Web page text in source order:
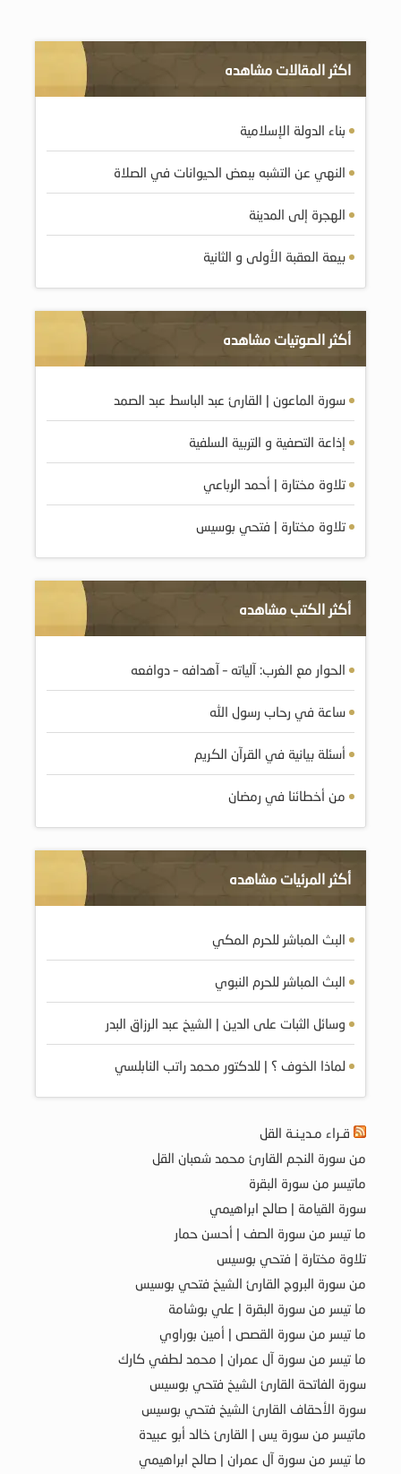
اكثر المقالات مشاهده
بناء الدولة الإسلامية
النهي عن التشبه ببعض الحيوانات في الصلاة
الهجرة إلى المدينة
بيعة العقبة الأولى و الثانية
أكثر الصوتيات مشاهده
سورة الماعون | القارئ عبد الباسط عبد الصمد
إذاعة التصفية و التربية السلفية
تلاوة مختارة | أحمد الرباعي
تلاوة مختارة | فتحي بوسيس
أكثر الكتب مشاهده
الحوار مع الغرب: آلياته – آهدافه – دوافعه
ساعة في رحاب رسول الله
أسئلة بيانية في القرآن الكريم
من أخطائنا في رمضان
أكثر المرئيات مشاهده
البث المباشر للحرم المكي
البث المباشر للحرم النبوي
وسائل الثبات على الدين | الشيخ عبد الرزاق البدر
لماذا الخوف ؟ | للدكتور محمد راتب النابلسي
قـراء مـديـنـة القل
من سورة النجم القارئ محمد شعبان القل
ماتيسر من سورة البقرة
سورة القيامة | صالح ابراهيمي
ما تيسر من سورة الصف | أحسن حمار
تلاوة مختارة | فتحي بوسيس
من سورة البروج القارئ الشيخ فتحي بوسيس
ما تيسر من سورة البقرة | علي بوشامة
ما تيسر من سورة القصص | أمين بوراوي
ما تيسر من سورة آل عمران | محمد لطفي كارك
سورة الفاتحة القارئ الشيخ فتحي بوسيس
سورة الأحقاف القارئ الشيخ فتحي بوسيس
ماتيسر من سورة يس | القارئ خالد أبو عبيدة
ما تيسر من سورة آل عمران | صالح ابراهيمي